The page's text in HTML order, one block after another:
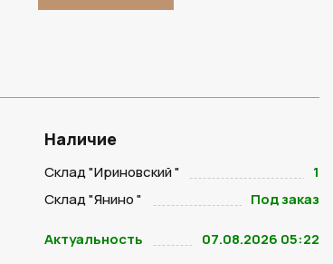
Наличие
Склад "Ириновский "
1
Склад "Янино "
Под заказ
Актуальность 07.08.2026 05:22